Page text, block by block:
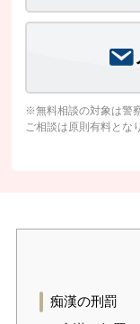
※無料相談の対象は警
ご相談は原則有料とな
痴漢の刑罰